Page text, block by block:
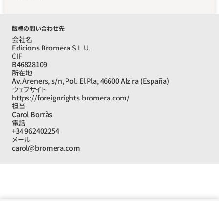
版権の問い合わせ先
会社名
Edicions Bromera S.L.U.
CIF
B46828109
所在地
Av. Areners, s/n, Pol. El Pla, 46600 Alzira (España)
ウェブサイト
https://foreignrights.bromera.com/
担当
Carol Borràs
電話
+34 962402254
メール
carol@bromera.com